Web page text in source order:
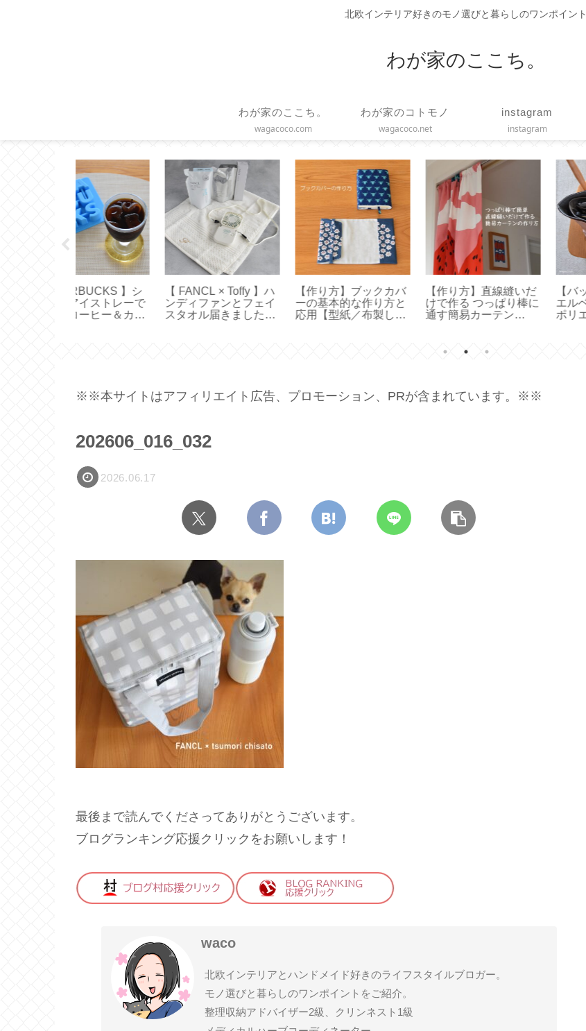
北欧インテリア好きのモノ選びと暮らしのワンポイント
わが家のここち。
わが家のここち。
wagacoco.com
わが家のコトモノ
wagacoco.net
instagram
instagram
【作り方】ブックカバ
ーの基本的な作り方と
応用【型紙／布製しお
【作り方】直線縫いだ
けで作る つっぱり棒に
通す簡易カーテン
【バッグインバッグ】
エルベにちょうどいい
ポリエステルでシンプ
【オキシクリーン】ア
メリカ版使ってみまし
た！日本版との違い
※※本サイトはアフィリエイト広告、プロモーション、PRが含まれています。※※
202606_016_032
2026.06.17
最後まで読んでくださってありがとうございます。
ブログランキング応援クリックをお願いします！
waco
北欧インテリアとハンドメイド好きのライフスタイルブロガー。
モノ選びと暮らしのワンポイントをご紹介。
整理収納アドバイザー2級、クリンネスト1級